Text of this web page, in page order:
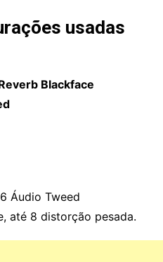
usadas
Blackface
Áudio Tweed
até 8 distorção pesada.